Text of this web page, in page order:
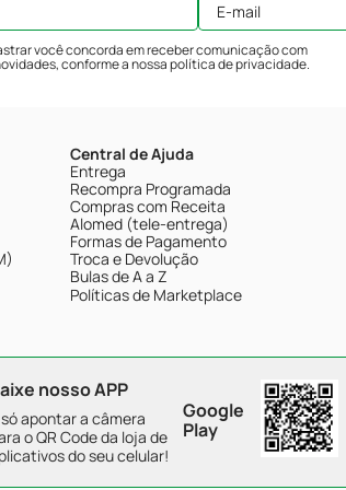
você concorda em receber comunicação com
conforme a nossapolítica de privacidade.
Central de Ajuda
Entrega
Recompra Programada
Compras com Receita
Alomed (tele-entrega)
Formas de Pagamento
Troca e Devolução
Bulas de A a Z
Políticas de Marketplace
nosso APP
só apontar a câmera
o QR Code da loja de
do seu celular!
Google
Play